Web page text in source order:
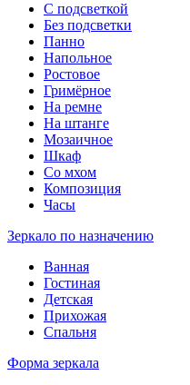
С подсветкой
Без подсветки
Панно
Напольное
Ростовое
Гримёрное
На ремне
На штанге
Мозаичное
Шкаф
Со мхом
Композиция
Часы
Зеркало по назначению
Ванная
Гостиная
Детская
Прихожая
Спальня
Форма зеркала